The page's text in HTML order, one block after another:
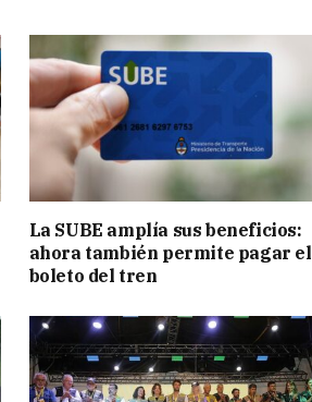
La SUBE amplía sus beneficios:
ahora también permite pagar el
boleto del tren